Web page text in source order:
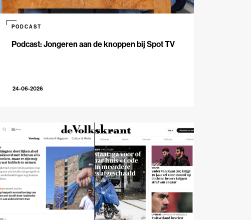
Podcast: Jongeren aan de knoppen bij Spot TV
PODCAST
24-06-2026